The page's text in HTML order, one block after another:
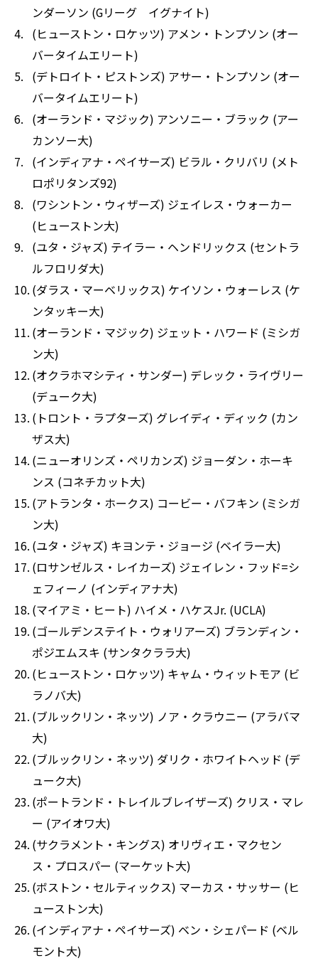
ンダーソン (Gリーグ イグナイト)
(ヒューストン・ロケッツ) アメン・トンプソン (オー
バータイムエリート)
(デトロイト・ピストンズ) アサー・トンプソン (オー
バータイムエリート)
(オーランド・マジック) アンソニー・ブラック (アー
カンソー大)
(インディアナ・ペイサーズ) ビラル・クリバリ (メト
ロポリタンズ92)
(ワシントン・ウィザーズ) ジェイレス・ウォーカー
(ヒューストン大)
(ユタ・ジャズ) テイラー・ヘンドリックス (セントラ
ルフロリダ大)
(ダラス・マーベリックス) ケイソン・ウォーレス (ケ
ンタッキー大)
(オーランド・マジック) ジェット・ハワード (ミシガ
ン大)
(オクラホマシティ・サンダー) デレック・ライヴリー
(デューク大)
(トロント・ラプターズ) グレイディ・ディック (カン
ザス大)
(ニューオリンズ・ペリカンズ) ジョーダン・ホーキ
ンス (コネチカット大)
(アトランタ・ホークス) コービー・バフキン (ミシガ
ン大)
(ユタ・ジャズ) キヨンテ・ジョージ (ベイラー大)
(ロサンゼルス・レイカーズ) ジェイレン・フッド=シ
ェフィーノ (インディアナ大)
(マイアミ・ヒート) ハイメ・ハケスJr. (UCLA)
(ゴールデンステイト・ウォリアーズ) ブランディン・
ポジエムスキ (サンタクララ大)
(ヒューストン・ロケッツ) キャム・ウィットモア (ビ
ラノバ大)
(ブルックリン・ネッツ) ノア・クラウニー (アラバマ
大)
(ブルックリン・ネッツ) ダリク・ホワイトヘッド (デ
ューク大)
(ポートランド・トレイルブレイザーズ) クリス・マレ
ー (アイオワ大)
(サクラメント・キングス) オリヴィエ・マクセン
ス・プロスパー (マーケット大)
(ボストン・セルティックス) マーカス・サッサー (ヒ
ューストン大)
(インディアナ・ペイサーズ) ベン・シェパード (ベル
モント大)